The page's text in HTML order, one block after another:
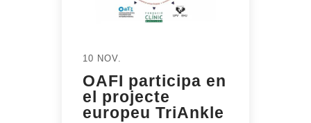
10 NOV.
OAFI participa en
el projecte
europeu TriAnkle